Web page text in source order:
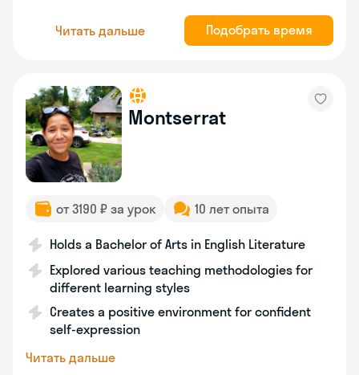
Читать дальше Подобрать время
Montserrat
от 3190 ₽ за урок 10 лет опыта
Holds a Bachelor of Arts in English Literature
Explored various teaching methodologies for
different learning styles
Creates a positive environment for confident
self-expression
Читать дальше